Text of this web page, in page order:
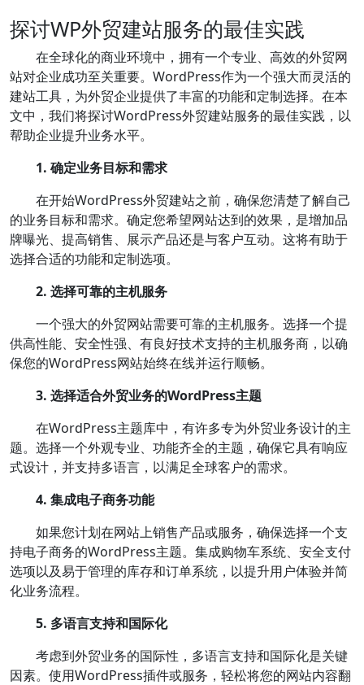
探讨WP外贸建站服务的最佳实践
在全球化的商业环境中，拥有一个专业、高效的外贸网
站对企业成功至关重要。WordPress作为一个强大而灵活的
建站工具，为外贸企业提供了丰富的功能和定制选择。在本
文中，我们将探讨WordPress外贸建站服务的最佳实践，以
帮助企业提升业务水平。
1. 确定业务目标和需求
在开始WordPress外贸建站之前，确保您清楚了解自己
的业务目标和需求。确定您希望网站达到的效果，是增加品
牌曝光、提高销售、展示产品还是与客户互动。这将有助于
选择合适的功能和定制选项。
2. 选择可靠的主机服务
一个强大的外贸网站需要可靠的主机服务。选择一个提
供高性能、安全性强、有良好技术支持的主机服务商，以确
保您的WordPress网站始终在线并运行顺畅。
3. 选择适合外贸业务的WordPress主题
在WordPress主题库中，有许多专为外贸业务设计的主
题。选择一个外观专业、功能齐全的主题，确保它具有响应
式设计，并支持多语言，以满足全球客户的需求。
4. 集成电子商务功能
如果您计划在网站上销售产品或服务，确保选择一个支
持电子商务的WordPress主题。集成购物车系统、安全支付
选项以及易于管理的库存和订单系统，以提升用户体验并简
化业务流程。
5. 多语言支持和国际化
考虑到外贸业务的国际性，多语言支持和国际化是关键
因素。使用WordPress插件或服务，轻松将您的网站内容翻